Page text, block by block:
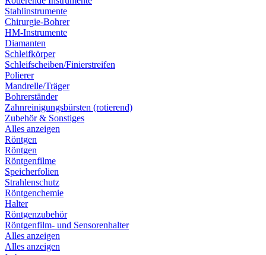
Stahlinstrumente
Chirurgie-Bohrer
HM-Instrumente
Diamanten
Schleifkörper
Schleifscheiben/Finierstreifen
Polierer
Mandrelle/Träger
Bohrerständer
Zahnreinigungsbürsten (rotierend)
Zubehör & Sonstiges
Alles anzeigen
Röntgen
Röntgen
Röntgenfilme
Speicherfolien
Strahlenschutz
Röntgenchemie
Halter
Röntgenzubehör
Röntgenfilm- und Sensorenhalter
Alles anzeigen
Alles anzeigen